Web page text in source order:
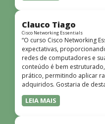
Clauco Tiago
Cisco Networking Essentials
“O curso Cisco Networking
expectativas,
redes de computadores e
conteúdo é bem
prático, permitindo aplicar
adquiridos. Gostaria de
o conhecimento técnico do
demonstrou total domínio
LEIA MAIS